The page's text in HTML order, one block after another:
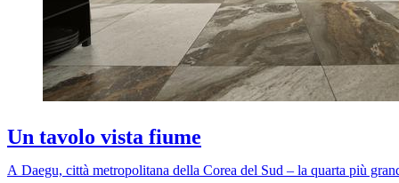
Un tavolo vista fiume
A Daegu, città metropolitana della Corea del Sud – la quarta più